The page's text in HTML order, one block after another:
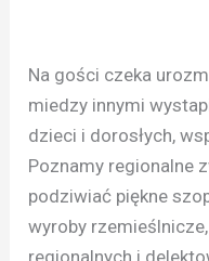
Na gości czeka
miedzy innymi
dzieci i dorosłych,
Poznamy regionalne
podziwiać piękne
wyroby